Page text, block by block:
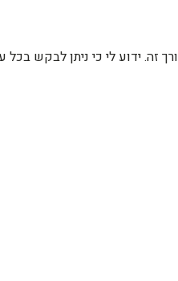
זה. ידוע לי כי ניתן